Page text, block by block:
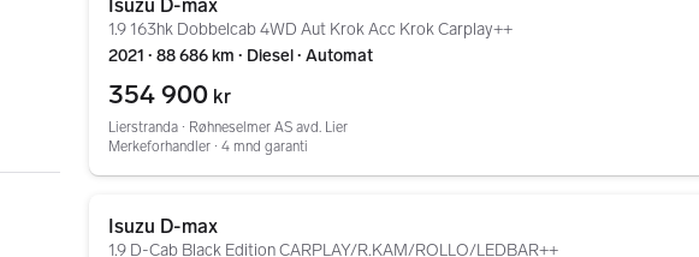
Isuzu D-max
1.9 163hk Dobbelcab 4WD Aut Krok Acc Krok Carplay++
2021 ∙ 88 686 km ∙ Diesel ∙ Automat
354 900 kr
Lierstranda ∙ Røhneselmer AS avd. Lier
Merkeforhandler ∙ 4 mnd garanti
Isuzu D-max
1.9 D-Cab Black Edition CARPLAY/R.KAM/ROLLO/LEDBAR++